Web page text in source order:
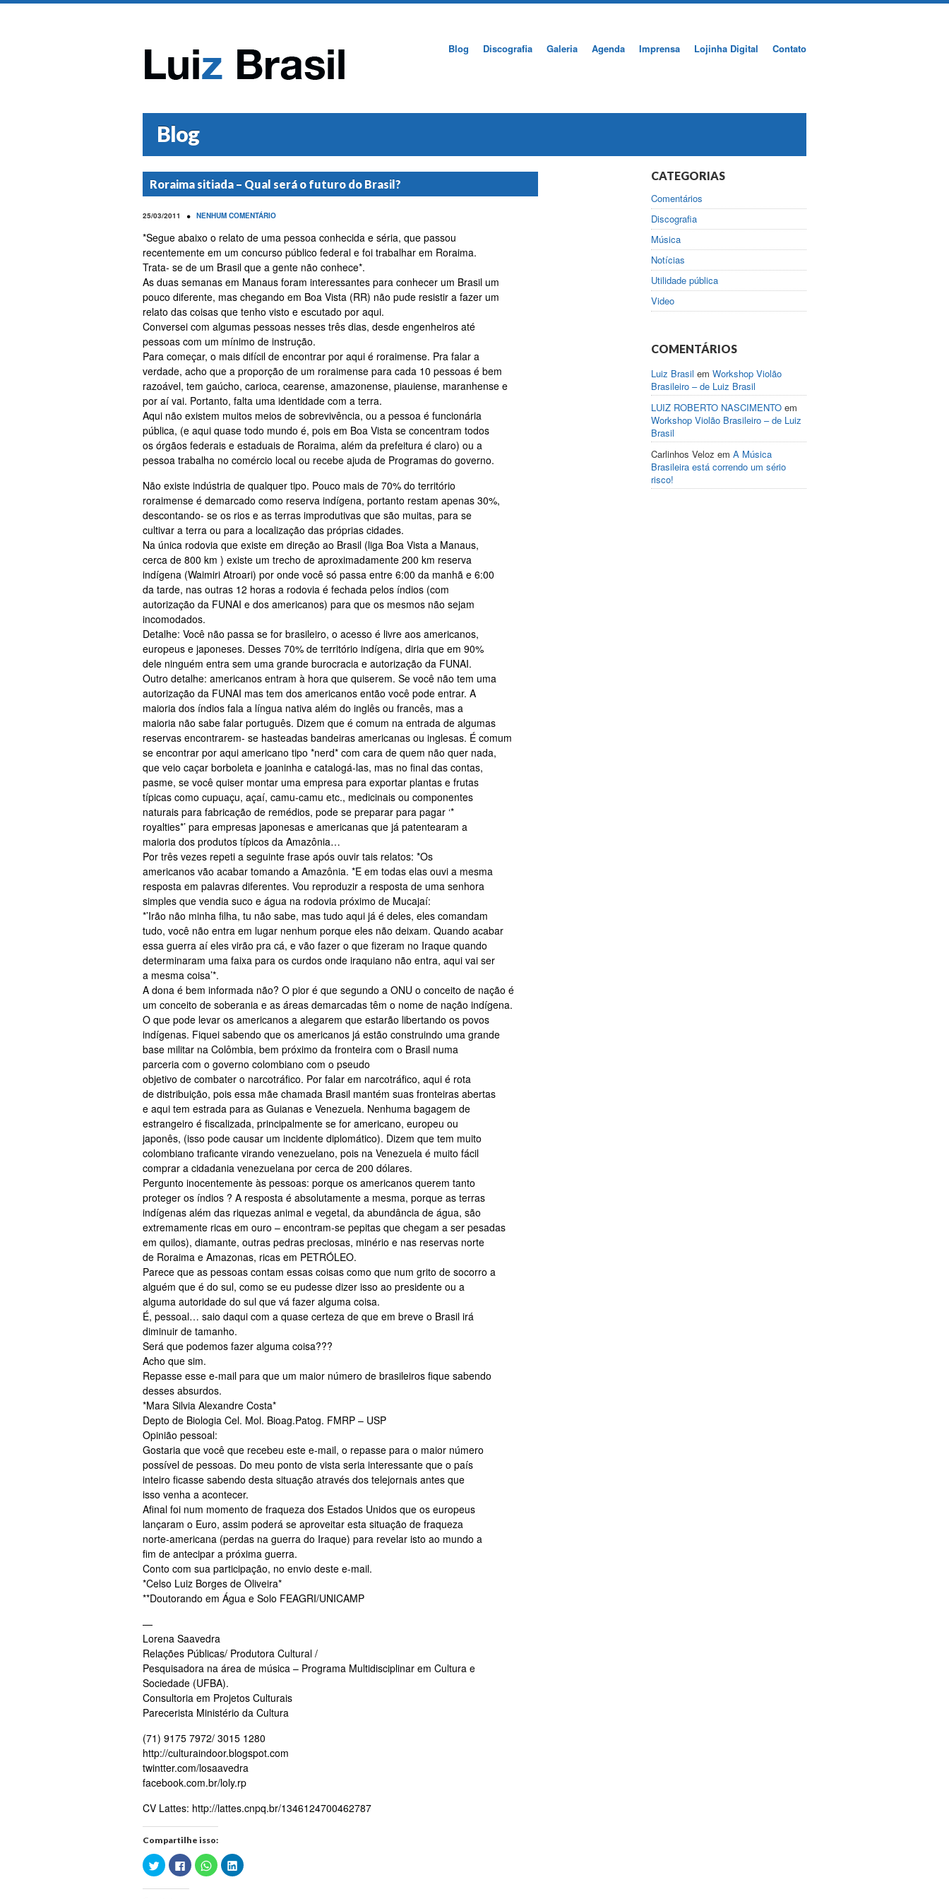
Blog Discografia Galeria Agenda Imprensa Lojinha Digital Contato
Blog
Roraima sitiada – Qual será o futuro do Brasil?
25/03/2011 • NENHUM COMENTÁRIO
*Segue abaixo o relato de uma pessoa conhecida e séria, que passou
recentemente em um concurso público federal e foi trabalhar em Roraima.
Trata- se de um Brasil que a gente não conhece*.
As duas semanas em Manaus foram interessantes para conhecer um Brasil um
pouco diferente, mas chegando em Boa Vista (RR) não pude resistir a fazer um
relato das coisas que tenho visto e escutado por aqui.
Conversei com algumas pessoas nesses três dias, desde engenheiros até
pessoas com um mínimo de instrução.
Para começar, o mais difícil de encontrar por aqui é roraimense. Pra falar a
verdade, acho que a proporção de um roraimense para cada 10 pessoas é bem
razoável, tem gaúcho, carioca, cearense, amazonense, piauiense, maranhense e
por aí vai. Portanto, falta uma identidade com a terra.
Aqui não existem muitos meios de sobrevivência, ou a pessoa é funcionária
pública, (e aqui quase todo mundo é, pois em Boa Vista se concentram todos
os órgãos federais e estaduais de Roraima, além da prefeitura é claro) ou a
pessoa trabalha no comércio local ou recebe ajuda de Programas do governo.
Não existe indústria de qualquer tipo. Pouco mais de 70% do território
roraimense é demarcado como reserva indígena, portanto restam apenas 30%,
descontando- se os rios e as terras improdutivas que são muitas, para se
cultivar a terra ou para a localização das próprias cidades.
Na única rodovia que existe em direção ao Brasil (liga Boa Vista a Manaus,
cerca de 800 km ) existe um trecho de aproximadamente 200 km reserva
indígena (Waimiri Atroari) por onde você só passa entre 6:00 da manhã e 6:00
da tarde, nas outras 12 horas a rodovia é fechada pelos índios (com
autorização da FUNAI e dos americanos) para que os mesmos não sejam
incomodados.
Detalhe: Você não passa se for brasileiro, o acesso é livre aos americanos,
europeus e japoneses. Desses 70% de território indígena, diria que em 90%
dele ninguém entra sem uma grande burocracia e autorização da FUNAI.
Outro detalhe: americanos entram à hora que quiserem. Se você não tem uma
autorização da FUNAI mas tem dos americanos então você pode entrar. A
maioria dos índios fala a língua nativa além do inglês ou francês, mas a
maioria não sabe falar português. Dizem que é comum na entrada de algumas
reservas encontrarem- se hasteadas bandeiras americanas ou inglesas. É comum
se encontrar por aqui americano tipo *nerd* com cara de quem não quer nada,
que veio caçar borboleta e joaninha e catalogá-las, mas no final das contas,
pasme, se você quiser montar uma empresa para exportar plantas e frutas
típicas como cupuaçu, açaí, camu-camu etc., medicinais ou componentes
naturais para fabricação de remédios, pode se preparar para pagar ‘*
royalties*’ para empresas japonesas e americanas que já patentearam a
maioria dos produtos típicos da Amazônia…
Por três vezes repeti a seguinte frase após ouvir tais relatos: *Os
americanos vão acabar tomando a Amazônia. *E em todas elas ouvi a mesma
resposta em palavras diferentes. Vou reproduzir a resposta de uma senhora
simples que vendia suco e água na rodovia próximo de Mucajaí:
*’Irão não minha filha, tu não sabe, mas tudo aqui já é deles, eles comandam
tudo, você não entra em lugar nenhum porque eles não deixam. Quando acabar
essa guerra aí eles virão pra cá, e vão fazer o que fizeram no Iraque quando
determinaram uma faixa para os curdos onde iraquiano não entra, aqui vai ser
a mesma coisa’*.
A dona é bem informada não? O pior é que segundo a ONU o conceito de nação é
um conceito de soberania e as áreas demarcadas têm o nome de nação indígena.
O que pode levar os americanos a alegarem que estarão libertando os povos
indígenas. Fiquei sabendo que os americanos já estão construindo uma grande
base militar na Colômbia, bem próximo da fronteira com o Brasil numa
parceria com o governo colombiano com o pseudo
objetivo de combater o narcotráfico. Por falar em narcotráfico, aqui é rota
de distribuição, pois essa mãe chamada Brasil mantém suas fronteiras abertas
e aqui tem estrada para as Guianas e Venezuela. Nenhuma bagagem de
estrangeiro é fiscalizada, principalmente se for americano, europeu ou
japonês, (isso pode causar um incidente diplomático). Dizem que tem muito
colombiano traficante virando venezuelano, pois na Venezuela é muito fácil
comprar a cidadania venezuelana por cerca de 200 dólares.
Pergunto inocentemente às pessoas: porque os americanos querem tanto
proteger os índios ? A resposta é absolutamente a mesma, porque as terras
indígenas além das riquezas animal e vegetal, da abundância de água, são
extremamente ricas em ouro – encontram-se pepitas que chegam a ser pesadas
em quilos), diamante, outras pedras preciosas, minério e nas reservas norte
de Roraima e Amazonas, ricas em PETRÓLEO.
Parece que as pessoas contam essas coisas como que num grito de socorro a
alguém que é do sul, como se eu pudesse dizer isso ao presidente ou a
alguma autoridade do sul que vá fazer alguma coisa.
É, pessoal… saio daqui com a quase certeza de que em breve o Brasil irá
diminuir de tamanho.
Será que podemos fazer alguma coisa???
Acho que sim.
Repasse esse e-mail para que um maior número de brasileiros fique sabendo
desses absurdos.
*Mara Silvia Alexandre Costa*
Depto de Biologia Cel. Mol. Bioag.Patog. FMRP – USP
Opinião pessoal:
Gostaria que você que recebeu este e-mail, o repasse para o maior número
possível de pessoas. Do meu ponto de vista seria interessante que o país
inteiro ficasse sabendo desta situação através dos telejornais antes que
isso venha a acontecer.
Afinal foi num momento de fraqueza dos Estados Unidos que os europeus
lançaram o Euro, assim poderá se aproveitar esta situação de fraqueza
norte-americana (perdas na guerra do Iraque) para revelar isto ao mundo a
fim de antecipar a próxima guerra.
Conto com sua participação, no envio deste e-mail.
*Celso Luiz Borges de Oliveira*
**Doutorando em Água e Solo FEAGRI/UNICAMP
—
Lorena Saavedra
Relações Públicas/ Produtora Cultural /
Pesquisadora na área de música – Programa Multidisciplinar em Cultura e
Sociedade (UFBA).
Consultoria em Projetos Culturais
Parecerista Ministério da Cultura
(71) 9175 7972/ 3015 1280
http://culturaindoor.blogspot.com
twintter.com/losaavedra
facebook.com.br/loly.rp
CV Lattes: http://lattes.cnpq.br/1346124700462787
Compartilhe isso:
Clique
para
compartilhar
no
Twitter(abre
Clique
para
compartilhar
no
Clique
para
compartilhar
Clique
para
CATEGORIAS
Comentários
Discografia
Música
Notícias
Utilidade pública
Video
COMENTÁRIOS
Luiz Brasil em Workshop Violão
Brasileiro – de Luiz Brasil
LUIZ ROBERTO NASCIMENTO em
Workshop Violão Brasileiro – de Luiz
Brasil
Carlinhos Veloz em A Música
Brasileira está correndo um sério
risco!